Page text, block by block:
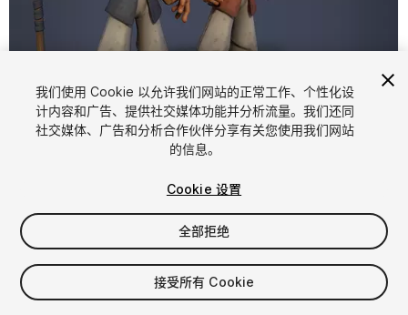
1 /5
$20
我们使用 Cookie 以允许我们网站的正常工作、个性化设
计内容和广告、提供社交媒体功能并分析流量。我们还同
社交媒体、广告和分析合作伙伴分享有关您使用我们网站
的信息。
Cookie 设置
全部拒绝
接受所有 Cookie